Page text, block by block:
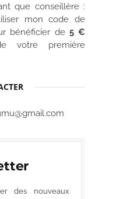
que conseillère :
mon code de
bénéficier de 5 €
votre première
des nouveaux